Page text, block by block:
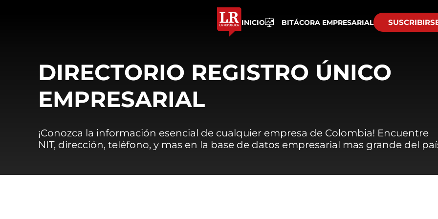
INICIO BITÁCORA EMPRESARIAL
DIRECTORIO REGISTRO ÚNICO
EMPRESARIAL
¡Conozca la información esencial de cualquier empresa de Colombia! Encuentre
NIT, dirección, teléfono, y mas en la base de datos empresarial mas grande del